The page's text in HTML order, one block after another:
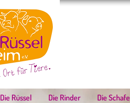
Die Rüssel Die Rinder Die Schafe